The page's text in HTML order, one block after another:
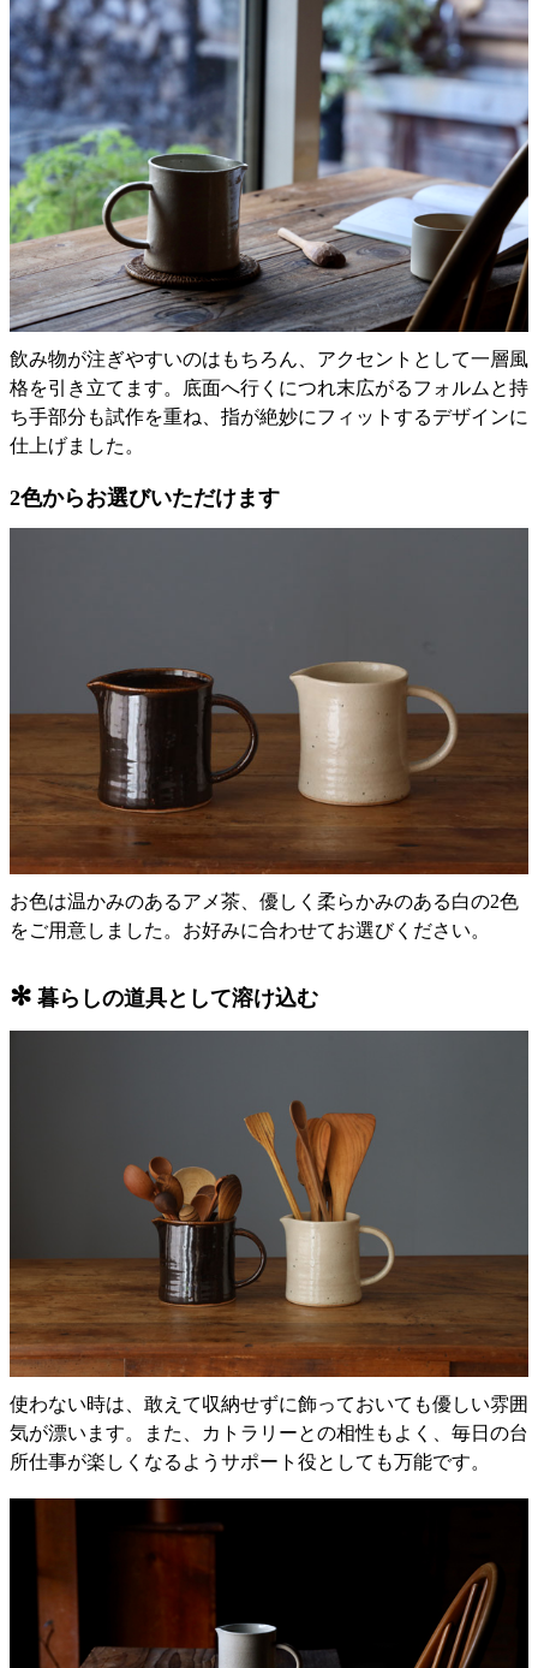
飲み物が注ぎやすいのはもちろん、アクセントとして一層風
格を引き立てます。底面へ行くにつれ末広がるフォルムと持
ち手部分も試作を重ね、指が絶妙にフィットするデザインに
仕上げました。
2色からお選びいただけます
お色は温かみのあるアメ茶、優しく柔らかみのある白の2色
をご用意しました。お好みに合わせてお選びください。
✻ 暮らしの道具として溶け込む
使わない時は、敢えて収納せずに飾っておいても優しい雰囲
気が漂います。また、カトラリーとの相性もよく、毎日の台
所仕事が楽しくなるようサポート役としても万能です。